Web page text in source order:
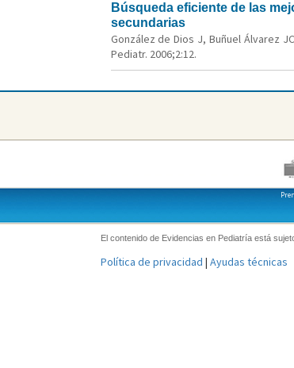
Búsqueda eficiente de las
secundarias
González de Dios J, Buñuel Álvarez
Pediatr. 2006;2:12.
El contenido de Evidencias en Pediatría está
Política de privacidad | Ayudas técnicas